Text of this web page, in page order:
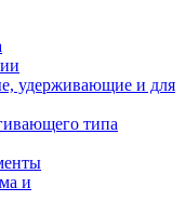
удерживающие и для
типа
и